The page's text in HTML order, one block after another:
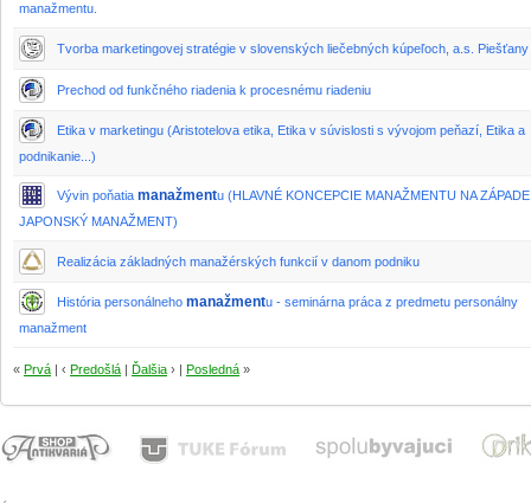
manažmentu.
Tvorba marketingovej stratégie v slovenských liečebných kúpeľoch, a.s. Piešťany
Prechod od funkčného riadenia k procesnému riadeniu
Etika v marketingu (Aristotelova etika, Etika v súvislosti s vývojom peňazí, Etika a
podnikanie...)
Vývin poňatia manažmentu (HLAVNÉ KONCEPCIE MANAŽMENTU NA
JAPONSKÝ MANAŽMENT)
Realizácia základných manažérských funkcií v danom podniku
História personálneho manažmentu - seminárna práca z predmetu personálny
manažment
« Prvá | ‹ Predošlá | Ďalšia › | Posledná »